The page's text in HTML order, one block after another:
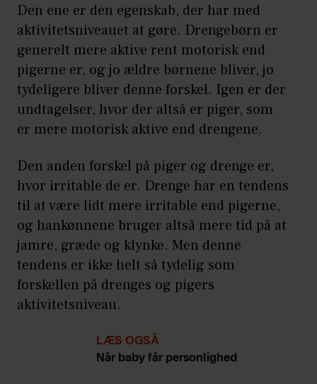
Den ene er den egenskab, der har med
aktivitetsniveauet at gøre. Drengebørn er
generelt mere aktive rent motorisk end
pigerne er, og jo ældre børnene bliver, jo
tydeligere bliver denne forskel. Igen er der
undtagelser, hvor der altså er piger, som
er mere motorisk aktive end drengene.
Den anden forskel på piger og drenge er,
hvor irritable de er. Drenge har en tendens
til at være lidt mere irritable end pigerne,
og hankønnene bruger altså mere tid på at
jamre, græde og klynke. Men denne
tendens er ikke helt så tydelig som
forskellen på drenges og pigers
aktivitetsniveau.
LÆS OGSÅ
Når baby får personlighed